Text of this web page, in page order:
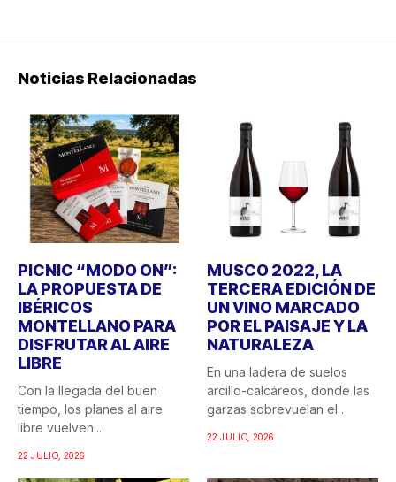
Noticias Relacionadas
PICNIC “MODO ON”:
LA PROPUESTA DE
IBÉRICOS
MONTELLANO PARA
DISFRUTAR AL AIRE
LIBRE
Con la llegada del buen
tiempo, los planes al aire
libre vuelven...
22 JULIO, 2026
MUSCO 2022, LA
TERCERA EDICIÓN DE
UN VINO MARCADO
POR EL PAISAJE Y LA
NATURALEZA
En una ladera de suelos
arcillo-calcáreos, donde las
garzas sobrevuelan el
22 JULIO, 2026